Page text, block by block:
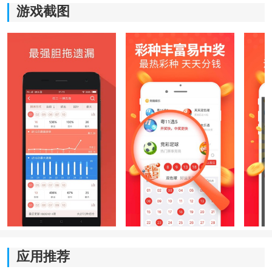
全民彩票旧版2.0.2.1版本特色
1、延续经典界面设计，首页布局与功能入口基本保持旧
2、常用的数据查询功能完整保留，历史开奖和相关统计
内容浏览更加方便。
3、整体运行比较稳定，占用空间较小，普通安卓设备也
能流畅使用。
4、页面没有过多复杂模块，查看不同栏目时操作更加直
接。
为什么还有人使用全民彩票旧版2.0.2.1
游戏截图
应用推荐